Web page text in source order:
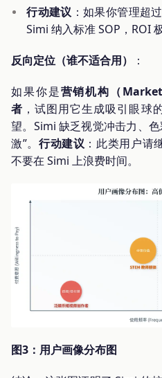
行动建议 ：如果你管理超
Simi 纳入标准 SOP，ROI
反向定位（谁不适合用） ：
如果你是营销机构（
者 ，试图用它生成吸引眼球
望。Simi 缺乏视觉冲击力、
激”。 行动建议 ：此类用户请
不要在 Simi 上浪费时间。
图3：用户画像分布图